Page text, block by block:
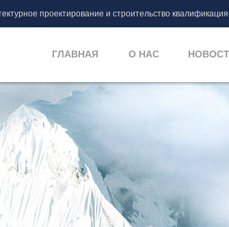
проектирование и строительство квалификация
ГЛАВНАЯ О НАС